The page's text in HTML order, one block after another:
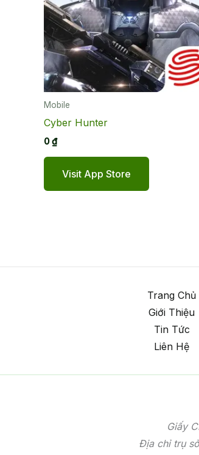
Mobile
Cyber Hunter
0₫
Visit App Store
Trang Chủ
Giới Thiệu
Tin Tức
Liên Hệ
Giấy
Địa chỉ trụ